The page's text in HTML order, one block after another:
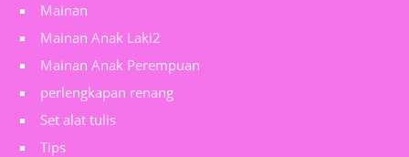
Mainan
Mainan Anak Laki2
Mainan Anak Perempuan
perlengkapan renang
Set alat tulis
Tips